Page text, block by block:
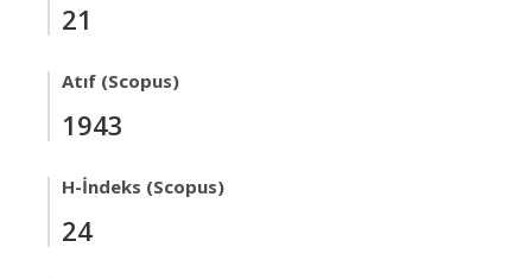
21
Atıf (Scopus)
1943
H-İndeks (Scopus)
24